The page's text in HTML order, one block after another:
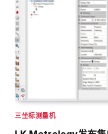
三坐标测量机